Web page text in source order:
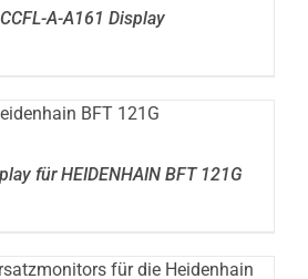
A-A161 Display
für HEIDENHAIN BFT 121G